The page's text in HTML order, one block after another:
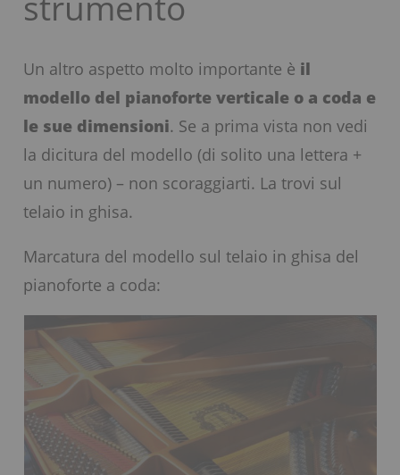
Un altro aspetto molto importante è il
modello del pianoforte verticale o a coda e
le sue dimensioni. Se a prima vista non vedi
la dicitura del modello (di solito una lettera +
un numero) – non scoraggiarti. La trovi sul
telaio in ghisa.
Marcatura del modello sul telaio in ghisa del
pianoforte a coda: